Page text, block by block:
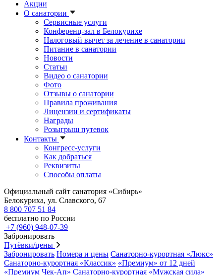
Акции
О санатории
Сервисные услуги
Конференц-зал в Белокурихе
Налоговый вычет за лечение в санатории
Питание в санатории
Новости
Статьи
Видео о санатории
Фото
Отзывы о санатории
Правила проживания
Лицензии и сертификаты
Награды
Розыгрыш путевок
Контакты
Конгресс-услуги
Как добраться
Реквизиты
Способы оплаты
Официальный сайт санатория «Сибирь»
Белокуриха, ул. Славского, 67
8 800 707 51 84
бесплатно по России
+7 (960) 948-07-39
Забронировать
Путёвки/цены
Забронировать Номера и цены Санаторно-курортная «Люкс»
Санаторно-курортная «Классик» «Премиум» от 12 дней
«Премиум Чек-Ап» Санаторно-курортная «Мужская сила»